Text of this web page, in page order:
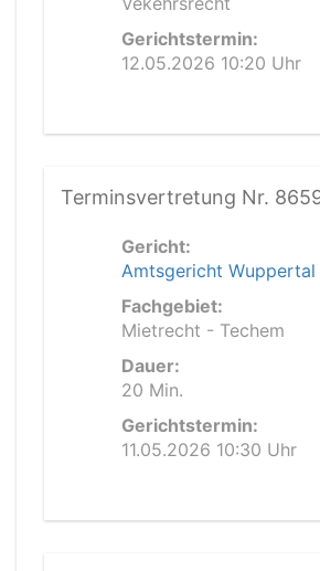
Gerichtstermin:
12.05.2026 10:20 Uhr
Terminsvertretung Nr.
Gericht:
Amtsgericht Wuppertal
Fachgebiet:
Mietrecht - Techem
Dauer:
20 Min.
Gerichtstermin:
11.05.2026 10:30 Uhr